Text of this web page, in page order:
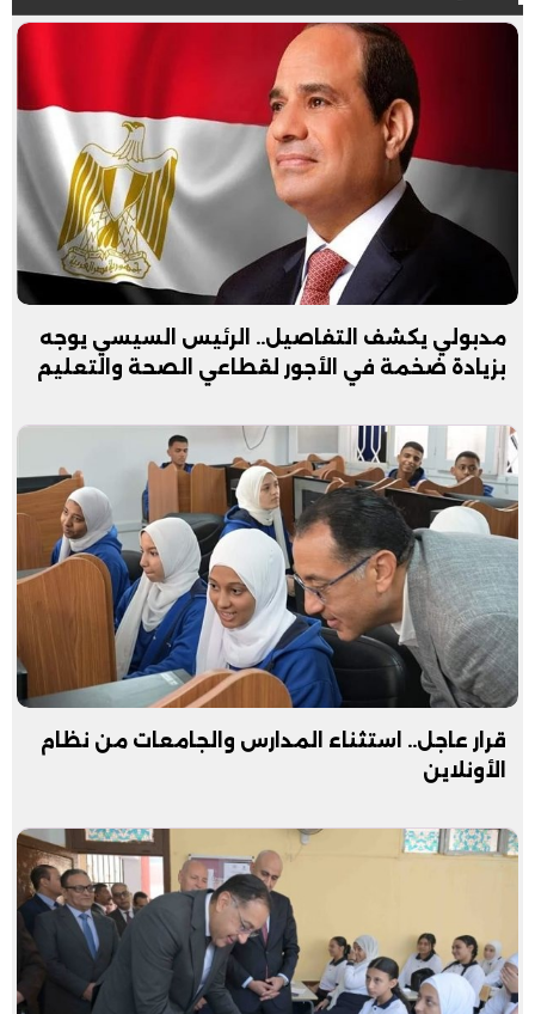
مدبولي يكشف التفاصيل.. الرئيس السيسي يوجه
بزيادة ضخمة في الأجور لقطاعي الصحة والتعليم
قرار عاجل.. استثناء المدارس والجامعات من نظام
الأونلاين